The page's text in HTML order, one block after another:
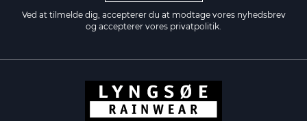
Ved at tilmelde dig, accepterer du at modtage vores nyhedsbrev
og accepterer vores privatpolitik.